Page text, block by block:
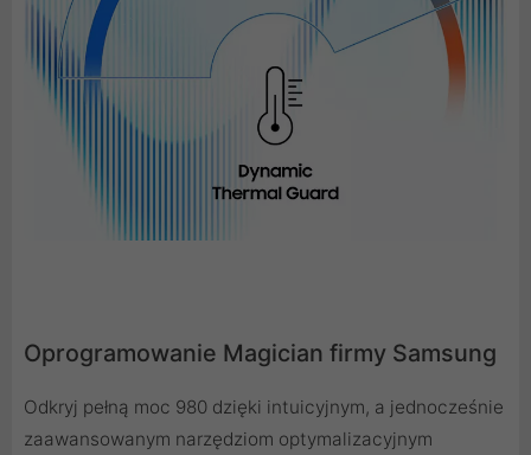
Oprogramowanie Magician firmy Samsung
Odkryj pełną moc 980 dzięki intuicyjnym, a jednocześnie
zaawansowanym narzędziom optymalizacyjnym